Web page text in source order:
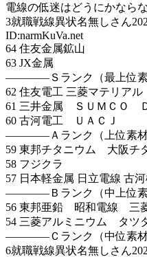
電線の低迷はどうにかなら
3就職戦線異状名無しさん
ID:narmKuVa.net
64 住友金属鉱山
63 JX金属
――――Ｓランク（最上
62 住友電工 三菱マテリアル
61 三井金属 ＳＵＭＣＯ
60 古河電工 ＵＡＣＪ
――――Ａランク（上位
59 東邦チタニウム 大阪チ
58 フジクラ
57 日本軽金属 日立電線 古
――――Ｂランク（中上
56 東邦亜鉛 昭和電線 三
54 三菱アルミニウム タツ
――――Ｃランク（中位素
6就職戦線異状名無しさん